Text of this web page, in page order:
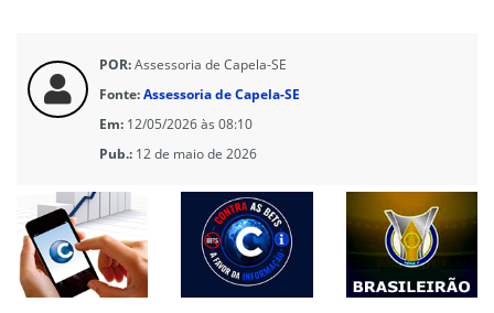
POR:Assessoria de Capela-SE
Fonte:Assessoria de Capela-SE
Em: 12/05/2026 às 08:10
Pub.: 12 de maio de 2026